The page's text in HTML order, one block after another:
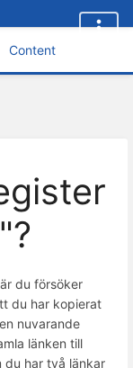
Content
du försöker
du har kopierat
nuvarande
länken till
du har två länkar